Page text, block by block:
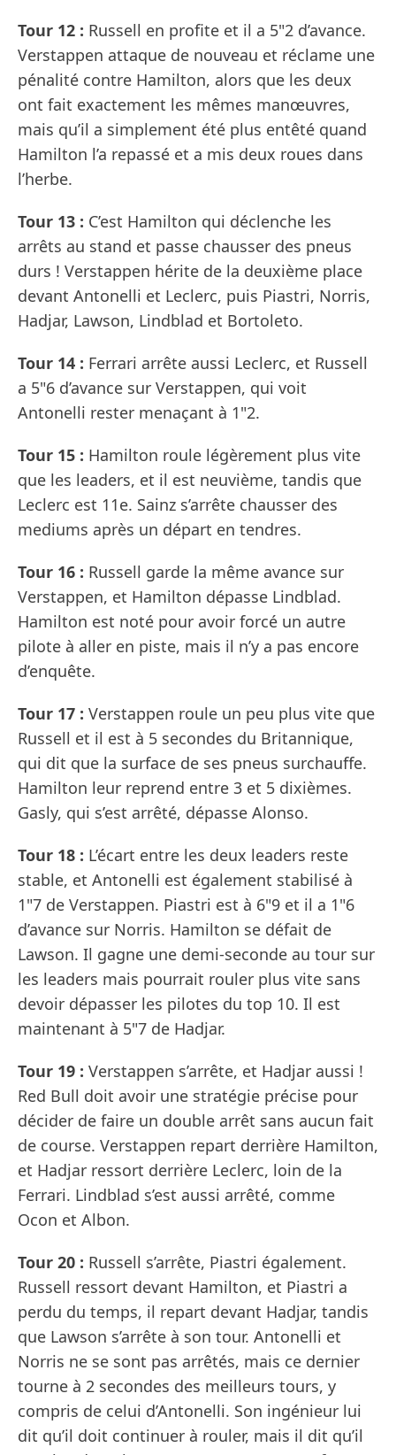
Tour 12 : Russell en profite et il a 5"2 d’avance.
Verstappen attaque de nouveau et réclame une
pénalité contre Hamilton, alors que les deux
ont fait exactement les mêmes manœuvres,
mais qu’il a simplement été plus entêté quand
Hamilton l’a repassé et a mis deux roues dans
l’herbe.
Tour 13 : C’est Hamilton qui déclenche les
arrêts au stand et passe chausser des pneus
durs ! Verstappen hérite de la deuxième place
devant Antonelli et Leclerc, puis Piastri, Norris,
Hadjar, Lawson, Lindblad et Bortoleto.
Tour 14 : Ferrari arrête aussi Leclerc, et Russell
a 5"6 d’avance sur Verstappen, qui voit
Antonelli rester menaçant à 1"2.
Tour 15 : Hamilton roule légèrement plus vite
que les leaders, et il est neuvième, tandis que
Leclerc est 11e. Sainz s’arrête chausser des
mediums après un départ en tendres.
Tour 16 : Russell garde la même avance sur
Verstappen, et Hamilton dépasse Lindblad.
Hamilton est noté pour avoir forcé un autre
pilote à aller en piste, mais il n’y a pas encore
d’enquête.
Tour 17 : Verstappen roule un peu plus vite que
Russell et il est à 5 secondes du Britannique,
qui dit que la surface de ses pneus surchauffe.
Hamilton leur reprend entre 3 et 5 dixièmes.
Gasly, qui s’est arrêté, dépasse Alonso.
Tour 18 : L’écart entre les deux leaders reste
stable, et Antonelli est également stabilisé à
1"7 de Verstappen. Piastri est à 6"9 et il a 1"6
d’avance sur Norris. Hamilton se défait de
Lawson. Il gagne une demi-seconde au tour sur
les leaders mais pourrait rouler plus vite sans
devoir dépasser les pilotes du top 10. Il est
maintenant à 5"7 de Hadjar.
Tour 19 : Verstappen s’arrête, et Hadjar aussi !
Red Bull doit avoir une stratégie précise pour
décider de faire un double arrêt sans aucun fait
de course. Verstappen repart derrière Hamilton,
et Hadjar ressort derrière Leclerc, loin de la
Ferrari. Lindblad s’est aussi arrêté, comme
Ocon et Albon.
Tour 20 : Russell s’arrête, Piastri également.
Russell ressort devant Hamilton, et Piastri a
perdu du temps, il repart devant Hadjar, tandis
que Lawson s’arrête à son tour. Antonelli et
Norris ne se sont pas arrêtés, mais ce dernier
tourne à 2 secondes des meilleurs tours, y
compris de celui d’Antonelli. Son ingénieur lui
dit qu’il doit continuer à rouler, mais il dit qu’il